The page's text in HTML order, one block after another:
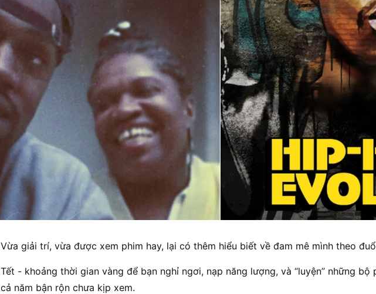
Vừa giải trí, vừa được xem phim hay, lại có thêm hiểu biết về đam mê mình theo
Tết - khoảng thời gian vàng để bạn nghỉ ngơi, nạp năng lượng, và “luyện” những bộ
cả năm bận rộn chưa kịp xem.